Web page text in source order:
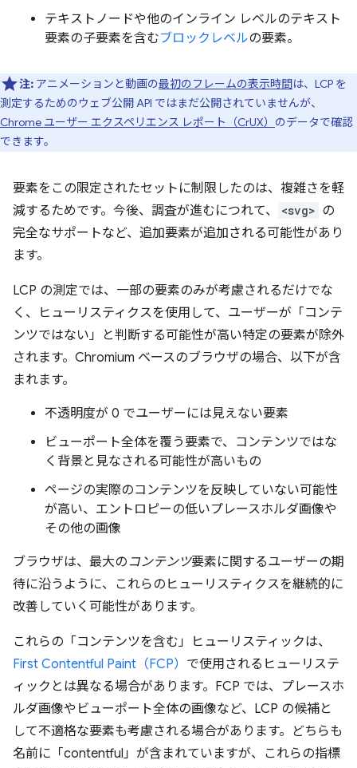
テキストノードや他のインライン レベルのテキスト
要素の子要素を含むブロックレベルの要素。
注: アニメーションと動画の最初のフレームの表示時間は、LCP を
測定するためのウェブ公開 API ではまだ公開されていませんが、
Chrome ユーザー エクスペリエンス レポート（CrUX） のデータで確認
できます。
要素をこの限定されたセットに制限したのは、複雑さを軽
減するためです。今後、調査が進むにつれて、
<svg> の
完全なサポートなど、追加要素が追加される可能性があり
ます。
LCP の測定では、一部の要素のみが考慮されるだけでな
く、ヒューリスティクスを使用して、ユーザーが「コンテ
ンツではない」と判断する可能性が高い特定の要素が除外
されます。Chromium ベースのブラウザの場合、以下が含
まれます。
不透明度が 0 でユーザーには見えない要素
ビューポート全体を覆う要素で、コンテンツではな
く背景と見なされる可能性が高いもの
ページの実際のコンテンツを反映していない可能性
が高い、エントロピーの低いプレースホルダ画像や
その他の画像
ブラウザは、最大の コンテンツ要素に関するユーザーの期
待に沿うように、これらのヒューリスティクスを継続的に
改善していく可能性があります。
これらの「コンテンツを含む」ヒューリスティックは、
First Contentful Paint（FCP） で使用されるヒューリステ
ィックとは異なる場合があります。FCP では、プレースホ
ルダ画像やビューポート全体の画像など、LCP の候補と
して不適格な要素も考慮される場合があります。どちらも
名前に「contentful」が含まれていますが、これらの指標